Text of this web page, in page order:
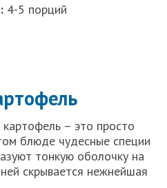
4-5 порций
– это просто
блюде чудесные специи
тонкую оболочку на
скрывается нежнейшая